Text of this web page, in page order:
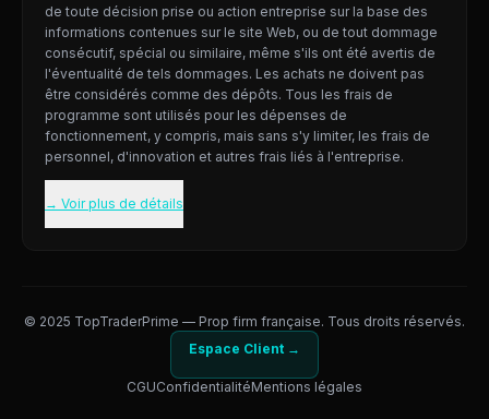
de toute décision prise ou action entreprise sur la base des
informations contenues sur le site Web, ou de tout dommage
consécutif, spécial ou similaire, même s'ils ont été avertis de
l'éventualité de tels dommages. Les achats ne doivent pas
être considérés comme des dépôts. Tous les frais de
programme sont utilisés pour les dépenses de
fonctionnement, y compris, mais sans s'y limiter, les frais de
personnel, d'innovation et autres frais liés à l'entreprise.
→ Voir plus de détails
© 2025 TopTraderPrime — Prop firm française. Tous droits réservés.
Espace Client →
CGUConfidentialitéMentions légales